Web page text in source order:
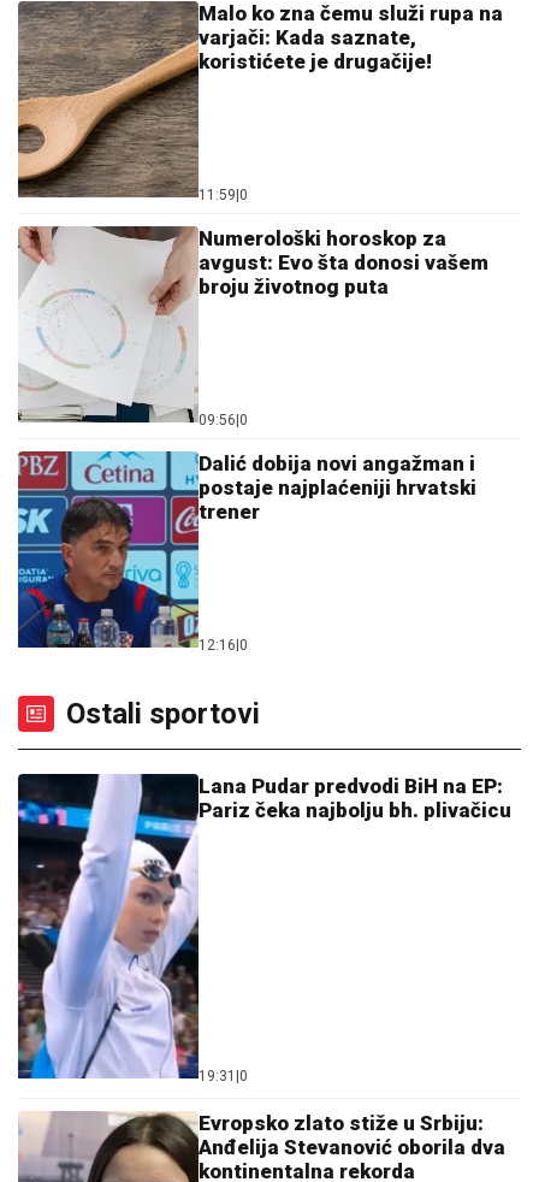
Malo ko zna čemu služi rupa na
varjači: Kada saznate,
koristićete je drugačije!
11:59 0
Numerološki horoskop za
avgust: Evo šta donosi vašem
broju životnog puta
09:56 0
Dalić dobija novi angažman i
postaje najplaćeniji hrvatski
trener
12:16 0
Ostali sportovi
Lana Pudar predvodi BiH na EP:
Pariz čeka najbolju bh. plivačicu
19:31 0
Evropsko zlato stiže u Srbiju:
Anđelija Stevanović oborila dva
kontinentalna rekorda